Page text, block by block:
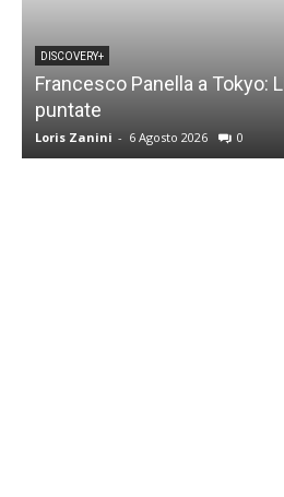
DISCOVERY+
Francesco Panella a Tokyo:
puntate
Loris Zanini - 6 Agosto 2026 0